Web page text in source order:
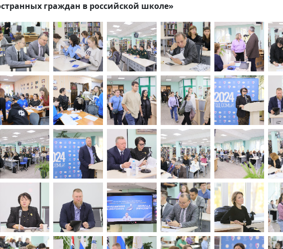
граждан в российской школе»